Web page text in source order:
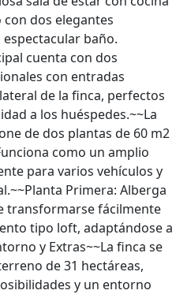
dos elegantes
baño.
cuenta con dos
con entradas
de la finca, perfectos
a los huéspedes.~~La
de dos plantas de 60 m2
como un amplio
para varios vehículos y
Primera: Alberga
transformarse fácilmente
tipo loft, adaptándose a
y Extras~~La finca se
de 31 hectáreas,
y un entorno